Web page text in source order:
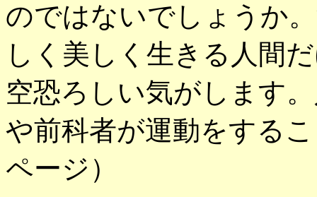
のではないでしょうか
しく美しく生きる人間
空恐ろしい気がします
や前科者が運動をする
ページ）